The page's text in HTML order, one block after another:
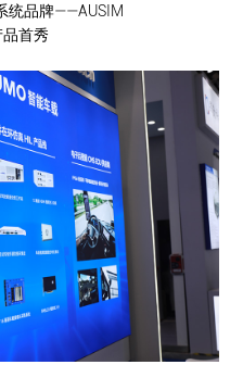
统品牌——AUSIM
首秀